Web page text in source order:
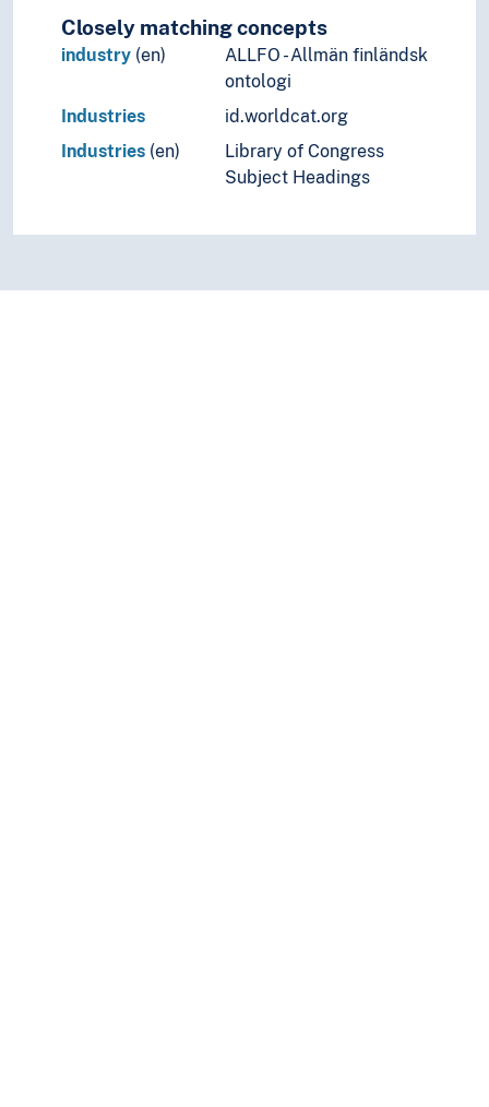
Closely matching concepts
industry (en)
ALLFO - Allmän finländsk
ontologi
Industries
id.worldcat.org
Industries (en)
Library of Congress
Subject Headings